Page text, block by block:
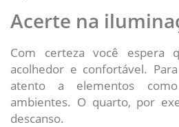
Acerte na
Com certeza você espera
acolhedor e confortável.
atento a elementos
ambientes. O quarto, por
descanso.